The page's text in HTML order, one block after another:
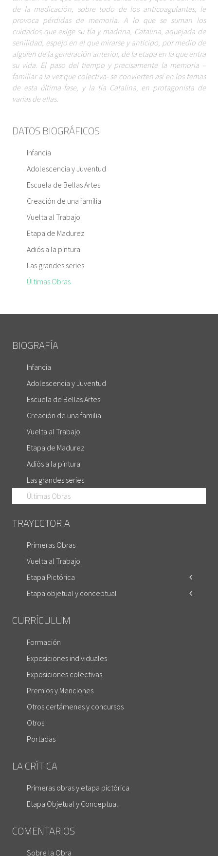
de la medicación, sobre todo de los anticoagulantes, le
provoca pérdidas de memoria. A lo que se suman los
cuidados que exige su tía y madrina, Catalina, aquejada de
senilidad, espejo en el que mirarse y anticipo, por medio de
alguien de la generación anterior, de la etapa en la que entra
su vida. El paso del tiempo y precisamente la memoria –
familiar a la vez que colectiva- se convierten así en los temas
de esta última fase, y la tía Catalina, en protagonista de
varias de ellas.
DATOS BIOGRÁFICOS
Infancia
Adolescencia y Juventud
Escuela de Bellas Artes
Creación de una familia
Vuelta al Trabajo
Etapa de Madurez
Adiós a la pintura
Las grandes series
Últimas Obras
BIOGRAFÍA
Infancia
Adolescencia y Juventud
Escuela de Bellas Artes
Creación de una familia
Vuelta al Trabajo
Etapa de Madurez
Adiós a la pintura
Las grandes series
Últimas Obras
TRAYECTORIA
Primeras Obras
Vuelta al Trabajo
Etapa Pictórica
Etapa objetual y conceptual
CURRÍCULUM
Formación
Exposiciones individuales
Exposiciones colectivas
Premios y Menciones
Otros certámenes y concursos
Otros
Portadas
LA CRÍTICA
Primeras obras y etapa pictórica
Etapa Objetual y Conceptual
COMENTARIOS
Sobre la Obra